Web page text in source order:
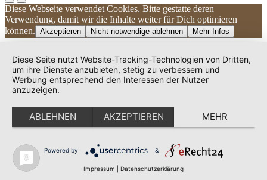
Diese Webseite verwendet Cookies. Bitte gestatte deren
Verwendung, damit wir die Inhalte weiter für Dich optimieren
können. Akzeptieren Nicht notwendige ablehnen Mehr Infos
bewertet
Kundenbewertungen und Erfahrungen zu
UNIQUE DOG
100%
Empfehlungen auf
ProvenExpert.com
SEHR GUT
4,83 / 5,00
Bewertungen auf
ProvenExpert.com
38
Bewertungen von 2
Blick aufs ProvenExpert-Profil werfen
Diese Seite nutzt Website-Tracking-Technologien von Dritten,
um ihre Dienste anzubieten, stetig zu verbessern und
Werbung entsprechend den Interessen der Nutzer
anzuzeigen.
ABLEHNEN AKZEPTIEREN MEHR
Powered by &
Impressum Datenschutzerklärung